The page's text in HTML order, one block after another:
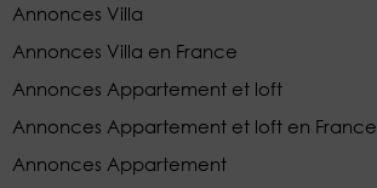
Annonces Villa
Annonces Villa en France
Annonces Appartement et loft
Annonces Appartement et loft en France
Annonces Appartement